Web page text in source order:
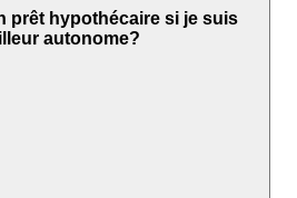
prêt hypothécaire si je suis
autonome?